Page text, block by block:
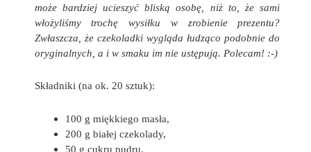
może bardziej ucieszyć bliską osobę, niż to, że sami
włożyliśmy trochę wysiłku w zrobienie prezentu?
Zwłaszcza, że czekoladki wygląda łudząco podobnie do
oryginalnych, a i w smaku im nie ustępują. Polecam! :-)
Składniki (na ok. 20 sztuk):
100 g miękkiego masła,
200 g białej czekolady,
50 g cukru pudru,